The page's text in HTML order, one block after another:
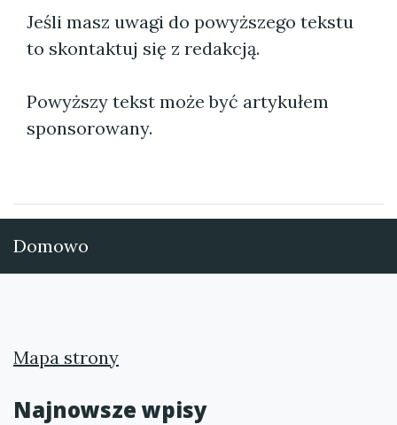
Jeśli masz uwagi do powyższego tekstu
to skontaktuj się z redakcją.
Powyższy tekst może być artykułem
sponsorowany.
Domowo
Mapa strony
Najnowsze wpisy